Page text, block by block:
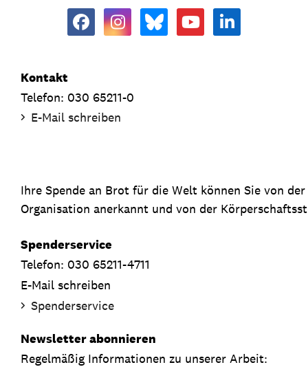
Kontakt
Telefon: 030 65211-0
E-Mail schreiben
Ihre Spende an Brot für die Welt können Sie von
Organisation anerkannt und von der
Spenderservice
Telefon: 030 65211-4711
E-Mail schreiben
Spenderservice
Newsletter abonnieren
Regelmäßig Informationen zu unserer Arbeit: